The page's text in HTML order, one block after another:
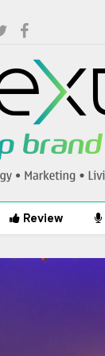
Review